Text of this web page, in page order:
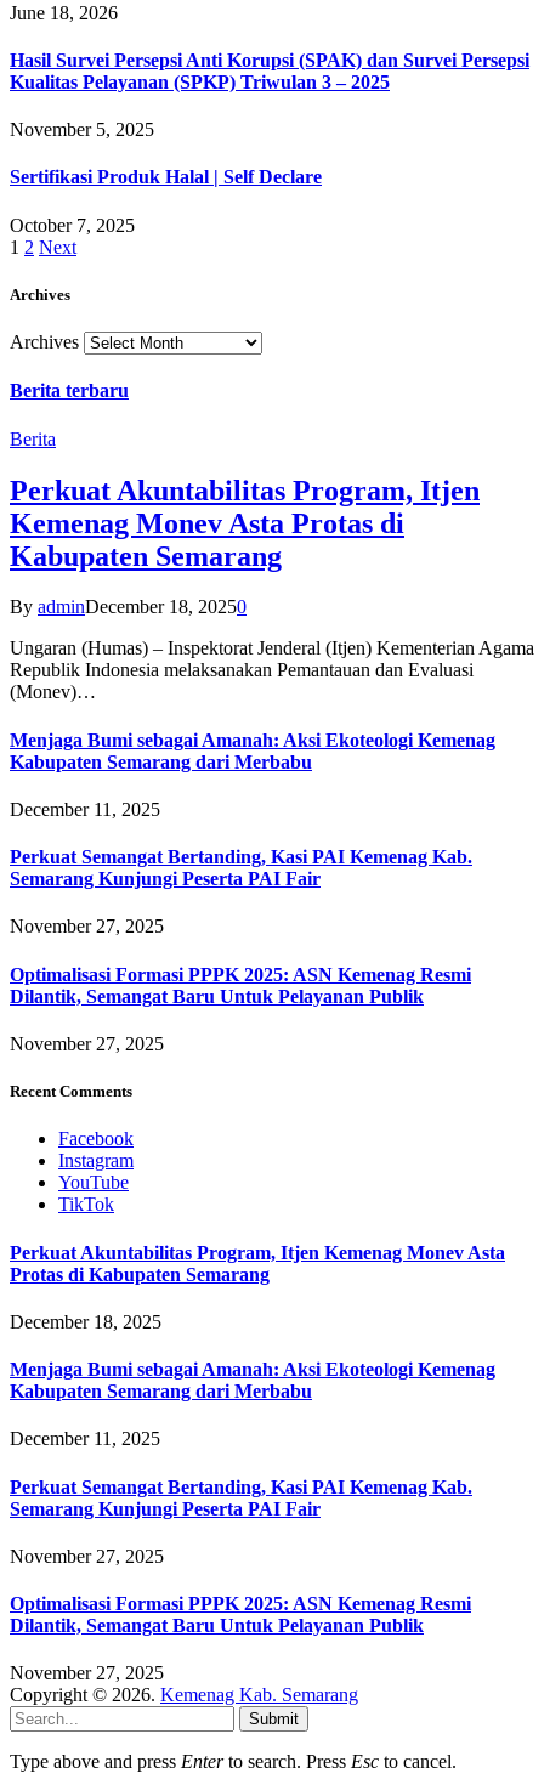
June 18, 2026
Hasil Survei Persepsi Anti Korupsi (SPAK) dan Survei Persepsi
Kualitas Pelayanan (SPKP) Triwulan 3 – 2025
November 5, 2025
Sertifikasi Produk Halal | Self Declare
October 7, 2025
1 2 Next
Archives
Archives
Berita terbaru
Berita
Perkuat Akuntabilitas Program, Itjen
Kemenag Monev Asta Protas di
Kabupaten Semarang
By adminDecember 18, 20250
Ungaran (Humas) – Inspektorat Jenderal (Itjen) Kementerian Agama
Republik Indonesia melaksanakan Pemantauan dan Evaluasi
(Monev)…
Menjaga Bumi sebagai Amanah: Aksi Ekoteologi Kemenag
Kabupaten Semarang dari Merbabu
December 11, 2025
Perkuat Semangat Bertanding, Kasi PAI Kemenag Kab.
Semarang Kunjungi Peserta PAI Fair
November 27, 2025
Optimalisasi Formasi PPPK 2025: ASN Kemenag Resmi
Dilantik, Semangat Baru Untuk Pelayanan Publik
November 27, 2025
Recent Comments
Facebook
Instagram
YouTube
TikTok
Perkuat Akuntabilitas Program, Itjen Kemenag Monev Asta
Protas di Kabupaten Semarang
December 18, 2025
Menjaga Bumi sebagai Amanah: Aksi Ekoteologi Kemenag
Kabupaten Semarang dari Merbabu
December 11, 2025
Perkuat Semangat Bertanding, Kasi PAI Kemenag Kab.
Semarang Kunjungi Peserta PAI Fair
November 27, 2025
Optimalisasi Formasi PPPK 2025: ASN Kemenag Resmi
Dilantik, Semangat Baru Untuk Pelayanan Publik
November 27, 2025
Copyright © 2026. Kemenag Kab. Semarang
Submit
Type above and press Enterto search. Press Esc to cancel.